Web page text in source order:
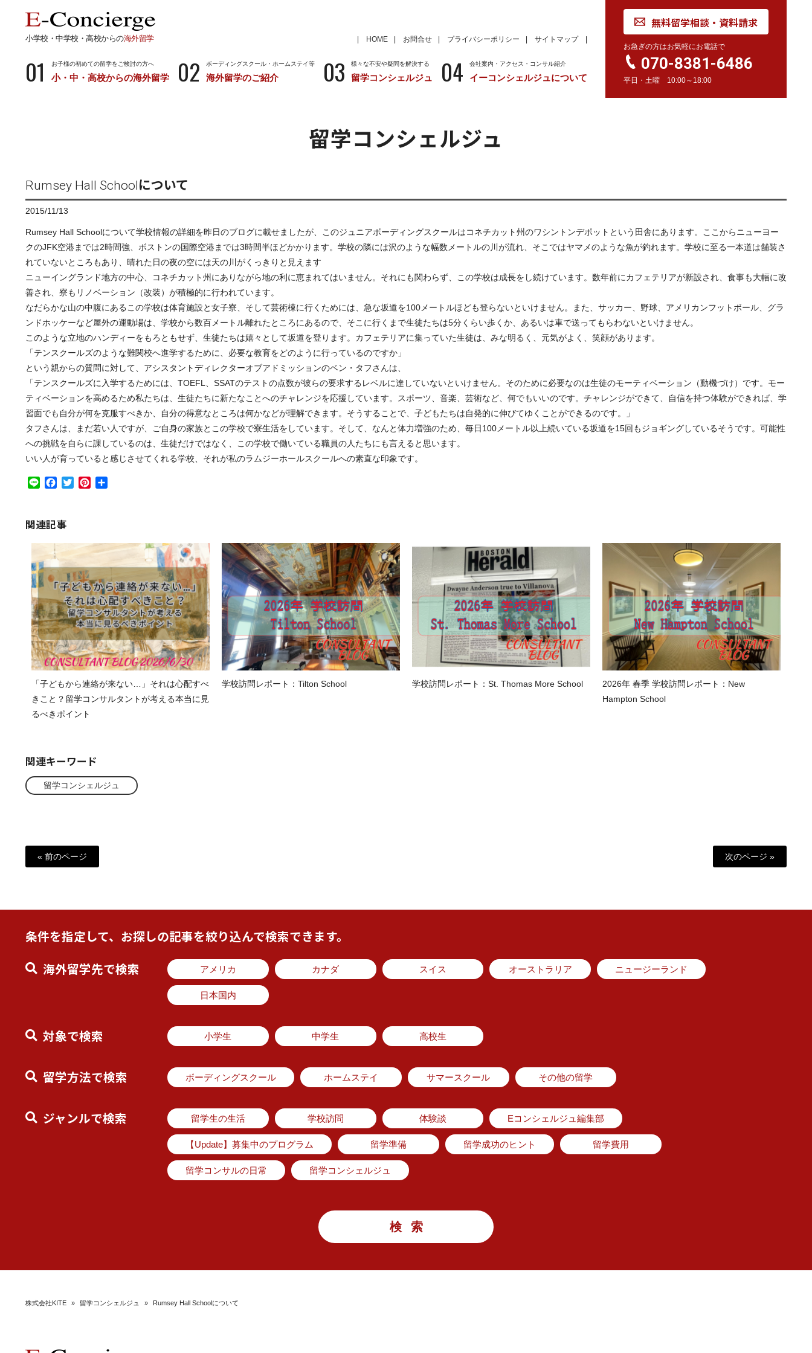
小学校・中学校・高校からの海外留学 HOME お問合せ プライバシーポリシー サイトマップ
01 お子様の初めての留学をご検討の方へ
小・中・高校からの海外留学 02 ボーディングスクール・ホームステイ等
海外留学のご紹介
高校生からのボーディングスクール
留学情報 学校情報
03 様々な不安や疑問を解決する
留学コンシェルジュ 04 会社案内・アクセス・コンサル紹介
イーコンシェルジュについて
無料留学相談・資料請求
お急ぎの方はお気軽にお電話で
070-8381-6486
平日・土曜 10:00～18:00
留学コンシェルジュ
Rumsey Hall Schoolについて
2015/11/13
Rumsey Hall Schoolについて学校情報の詳細を昨日のブログに載せましたが、このジュニアボーディングスクールはコネチカット州のワシントンデポットという田舎にあります。ここからニューヨー
クのJFK空港までは2時間強、ボストンの国際空港までは3時間半ほどかかります。学校の隣には沢のような幅数メートルの川が流れ、そこではヤマメのような魚が釣れます。学校に至る一本道は舗装さ
れていないところもあり、晴れた日の夜の空には天の川がくっきりと見えます
ニューイングランド地方の中心、コネチカット州にありながら地の利に恵まれてはいません。それにも関わらず、この学校は成長をし続けています。数年前にカフェテリアが新設され、食事も大幅に改
善され、寮もリノベーション（改装）が積極的に行われています。
なだらかな山の中腹にあるこの学校は体育施設と女子寮、そして芸術棟に行くためには、急な坂道を100メートルほども登らないといけません。また、サッカー、野球、アメリカンフットボール、グラ
ンドホッケーなど屋外の運動場は、学校から数百メートル離れたところにあるので、そこに行くまで生徒たちは5分くらい歩くか、あるいは車で送ってもらわないといけません。
このような立地のハンディーをもろともせず、生徒たちは嬉々として坂道を登ります。カフェテリアに集っていた生徒は、みな明るく、元気がよく、笑顔があります。
「テンスクールズのような難関校へ進学するために、必要な教育をどのように行っているのですか」
という親からの質問に対して、アシスタントディレクターオブアドミッションのベン・タフさんは、
「テンスクールズに入学するためには、TOEFL、SSATのテストの点数が彼らの要求するレベルに達していないといけません。そのために必要なのは生徒のモーティベーション（動機づけ）です。モー
ティベーションを高めるため私たちは、生徒たちに新たなことへのチャレンジを応援しています。スポーツ、音楽、芸術など、何でもいいのです。チャレンジができて、自信を持つ体験ができれば、学
習面でも自分が何を克服すべきか、自分の得意なところは何かなどが理解できます。そうすることで、子どもたちは自発的に伸びてゆくことができるのです。」
タフさんは、まだ若い人ですが、ご自身の家族とこの学校で寮生活をしています。そして、なんと体力増強のため、毎日100メートル以上続いている坂道を15回もジョギングしているそうです。可能性
への挑戦を自らに課しているのは、生徒だけではなく、この学校で働いている職員の人たちにも言えると思います。
いい人が育っていると感じさせてくれる学校、それが私のラムジーホールスクールへの素直な印象です。
Line Facebook
TwitterPinterest
関連記事
「子どもから連絡が来ない…」それは心配すべ
きこと？留学コンサルタントが考える本当に見
るべきポイント
学校訪問レポート：Tilton School 学校訪問レポート：St. Thomas More School
2026年 春季 学校訪問レポート：New
Hampton School
関連キーワード
留学コンシェルジュ
« 前のページ 次のページ »
条件を指定して、お探しの記事を絞り込んで検索できます。
海外留学先で検索
アメリカ カナダ スイス オーストラリア ニュージーランド
日本国内
対象で検索 小学生 中学生 高校生
留学方法で検索 ボーディングスクール ホームステイ サマースクール その他の留学
ジャンルで検索 留学生の生活 学校訪問 体験談 Eコンシェルジュ編集部
【Update】募集中のプログラム 留学準備 留学成功のヒント 留学費用
留学コンサルの日常 留学コンシェルジュ
株式会社KITE » 留学コンシェルジュ » Rumsey Hall Schoolについて